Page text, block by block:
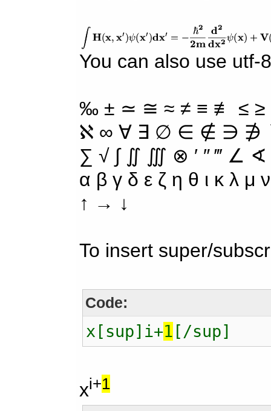
You can also use utf-
‰ ± ≃ ≅ ≈ ≠ ≡ ≢ ≤
ℵ ∞ ∀ ∃ ∅ ∈ ∉ ∋ ∌
∑ √ ∫ ∬ ∭ ⊗ ′ ″ ‴ ∠
α β γ δ ε ζ η θ ι κ λ
↑ → ↓
To insert super/
Code:
x[sup]i+1 [/sup]
xi+1